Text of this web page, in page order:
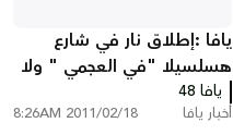
يافا :إطلاق نار في شارع
هسلسيلا "في العجمي " ولا
أنباء عن إصابات
يافا 48
أخبار يافا 2011/02/18 8:26AM